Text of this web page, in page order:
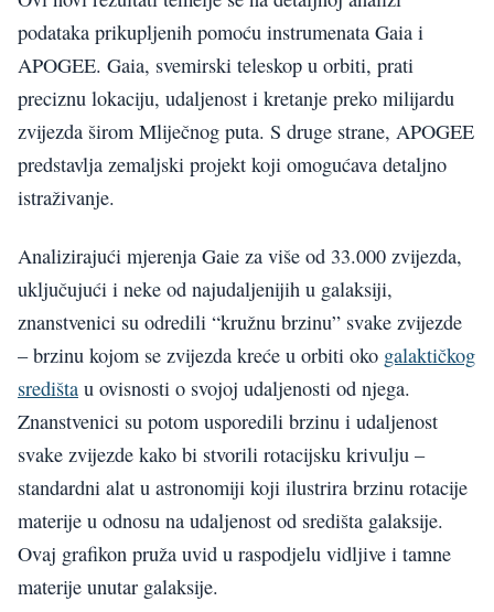
podataka prikupljenih pomoću instrumenata Gaia i
APOGEE. Gaia, svemirski teleskop u orbiti, prati
preciznu lokaciju, udaljenost i kretanje preko milijardu
zvijezda širom Mliječnog puta. S druge strane, APOGEE
predstavlja zemaljski projekt koji omogućava detaljno
istraživanje.
Analizirajući mjerenja Gaie za više od 33.000 zvijezda,
uključujući i neke od najudaljenijih u galaksiji,
znanstvenici su odredili “kružnu brzinu” svake zvijezde
– brzinu kojom se zvijezda kreće u orbiti oko galaktičkog
središta u ovisnosti o svojoj udaljenosti od njega.
Znanstvenici su potom usporedili brzinu i udaljenost
svake zvijezde kako bi stvorili rotacijsku krivulju –
standardni alat u astronomiji koji ilustrira brzinu rotacije
materije u odnosu na udaljenost od središta galaksije.
Ovaj grafikon pruža uvid u raspodjelu vidljive i tamne
materije unutar galaksije.